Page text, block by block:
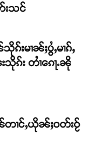
းသင်
ၵ်းမၢၼ်ႈပွႆႇမၢၵ်ႇ
သိုၵ်း တၢႆၵေႃႉၼို
တၢင်ႇယိုၼ်ႈဝတ်းဝႂ်